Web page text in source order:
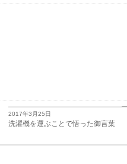
2017年3月25日
洗濯機を運ぶことで悟った御言葉